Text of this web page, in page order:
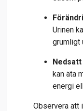
Urinen
grumligt
kan äta
energi
Observera att